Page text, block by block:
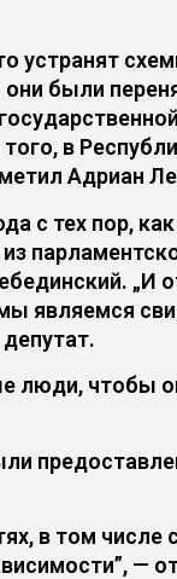
устранят
они были
в
Адриан
с тех пор,
„И
являемся
люди, чтобы
в том числе
—